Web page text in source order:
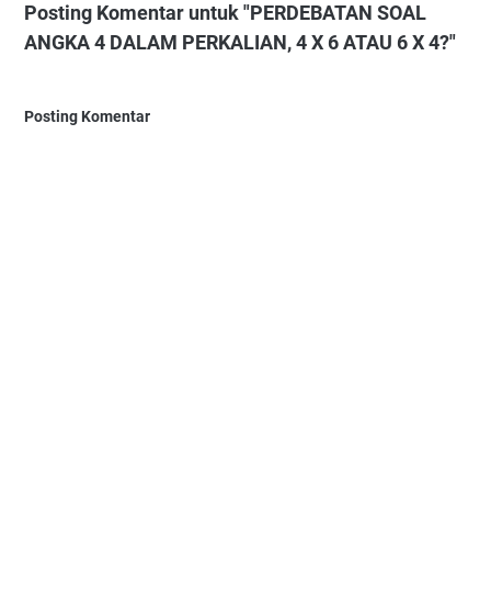
Posting Komentar untuk "PERDEBATAN SOAL
ANGKA 4 DALAM PERKALIAN, 4 X 6 ATAU 6 X 4?"
Posting Komentar